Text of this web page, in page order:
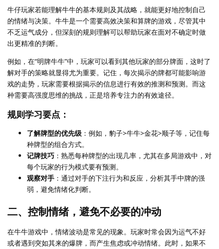
牛仔玩家若能理解牛牛的基本规则及其战略，就能更好地控制自己
的情绪与决策。牛牛是一个需要高效决策和算牌的游戏，尽管其中
不乏运气成分，但深刻的规则理解可以帮助玩家在面对不确定时做
出更精准的判断。
例如，在“明牌牛牛”中，玩家可以看到其他玩家的部分牌面，这时了
解对手的策略就显得尤为重要。记住，每次揭示的牌都可能影响游
戏的走势，玩家需要根据揭示的信息进行有效的推测和预测。而这
种需要高强度思维的挑战，正是培养专注力的有效途径。
规则学习要点：
了解牌型的优先级 ：例如，豹子>牛牛>金花>顺子等，记住每
种牌型的组合方式。
记牌技巧 ：熟悉每种牌型的出现几率，尤其在多局游戏中，对
每个玩家的行为模式要有预测。
观察对手 ：通过对手的下注行为和反应，分析其手中牌的强
弱，避免情绪化判断。
二、控制情绪，避免不必要的冲动
在牛牛游戏中，情绪波动是常见的现象。玩家时常会因为运气不好
或者遇到突如其来的爆牌，而产生焦虑或冲动情绪。此时，如果不